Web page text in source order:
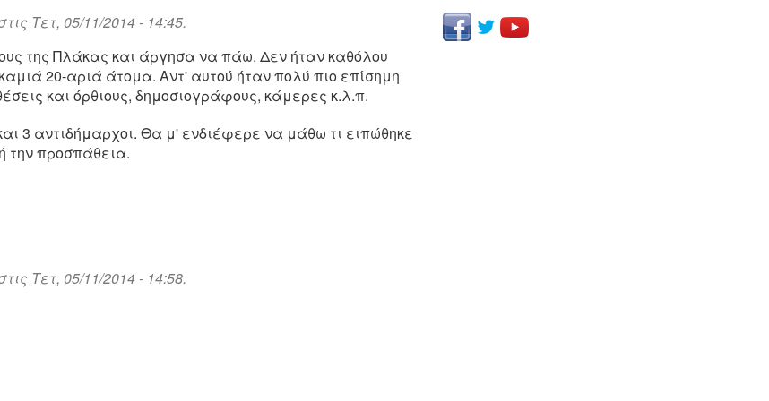
Τετ, 05/11/2014 - 14:45.
της Πλάκας και άργησα να πάω. Δεν ήταν καθόλου
20-αριά άτομα. Αντ' αυτού ήταν πολύ πιο επίσημη
και όρθιους, δημοσιογράφους, κάμερες κ.λ.π.
3 αντιδήμαρχοι. Θα μ' ενδιέφερε να μάθω τι ειπώθηκε
την προσπάθεια.
Τετ, 05/11/2014 - 14:58.